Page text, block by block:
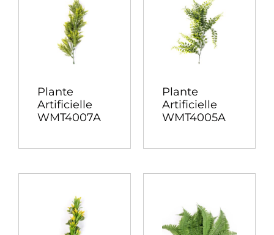
Plante
Artificielle
WMT4007A
Plante
Artificielle
WMT4005A